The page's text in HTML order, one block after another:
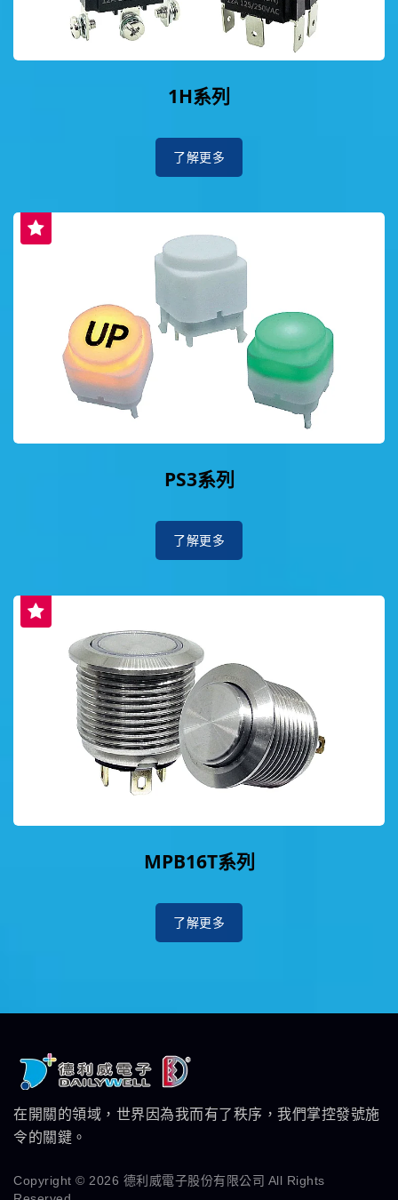
1H系列
了解更多
PS3系列
了解更多
MPB16T系列
了解更多
在開關的領域，世界因為我而有了秩序，我們掌控發號施
令的關鍵。
Copyright © 2026 德利威電子股份有限公司 All Rights